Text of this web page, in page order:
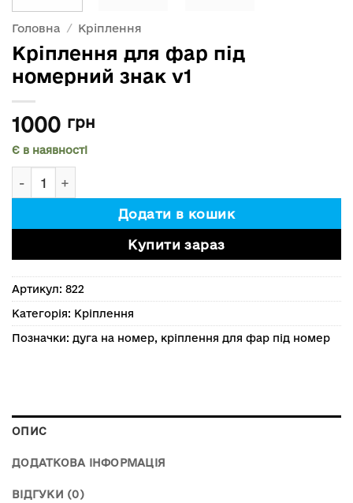
Головна / Кріплення
Кріплення для фар під
номерний знак v1
1000 грн
Є в наявності
Додати в кошик
Купити зараз
Артикул: 822
Категорія: Кріплення
Позначки: дуга на номер, кріплення для фар під номер
ОПИС
ДОДАТКОВА ІНФОРМАЦІЯ
ВІДГУКИ (0)